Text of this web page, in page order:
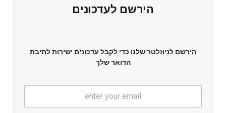
הירשם לעדכונים
הירשם לניוזלטר שלנו כדי לקבל עדכונים ישירות לתיבת
הדואר שלך